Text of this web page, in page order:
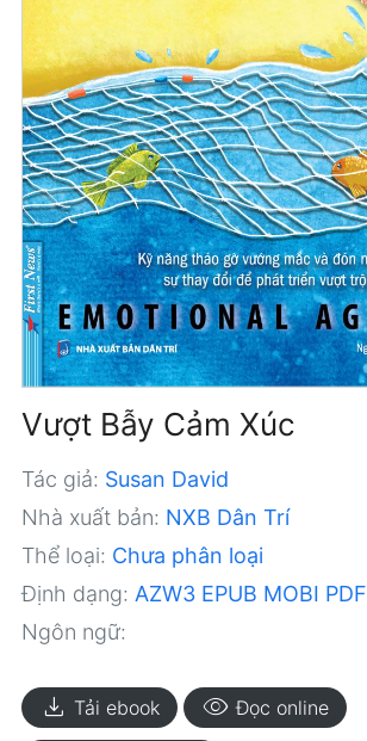
Vượt Bẫy Cảm Xúc
Tác giả: Susan David
Nhà xuất bản: NXB Dân Trí
Thể loại: Chưa phân loại
Định dạng: AZW3 EPUB MOBI PDF
Ngôn ngữ:
download Tải ebook visibility Đọc online